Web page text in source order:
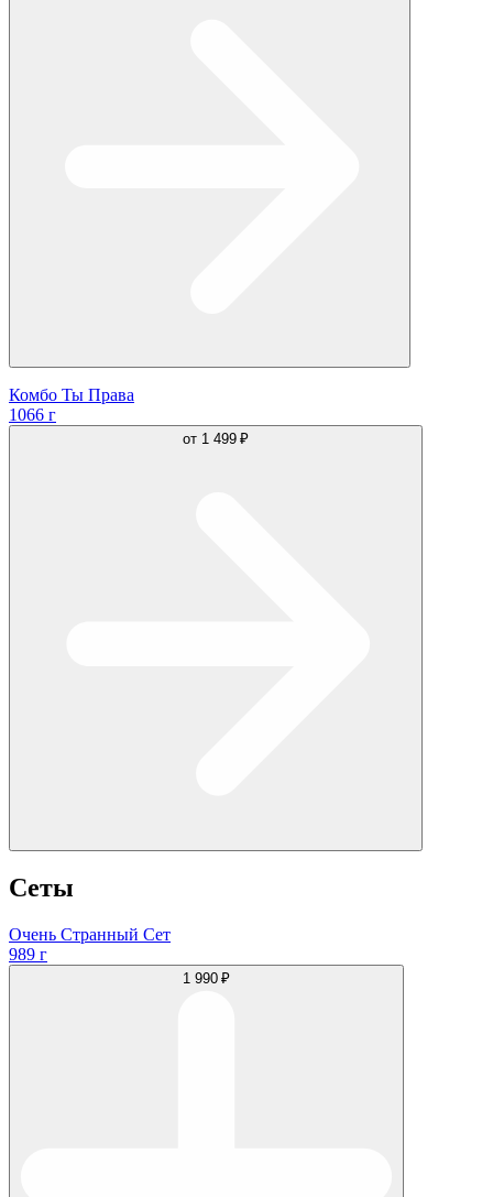
Комбо Ты Права
1066 г
от 1 499 ₽
Сеты
Очень Странный Сет
989 г
1 990 ₽